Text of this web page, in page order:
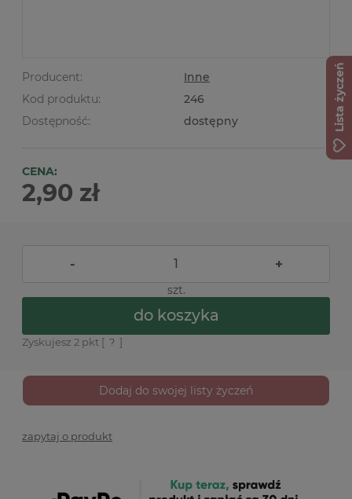
Producent:
Inne
Kod produktu:
246
Dostępność:
dostępny
CENA:
2,90 zł
- +
szt.
do koszyka
Zyskujesz 2 pkt [ ? ]
Dodaj do swojej listy życzeń
zapytaj o produkt
Lista życzeń